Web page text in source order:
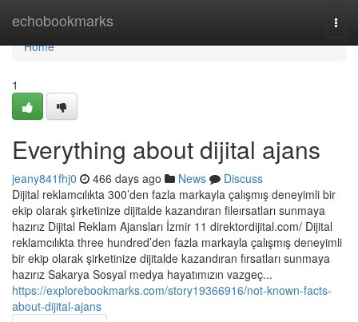
echobookmarks
Home
Home
1
Everything about dijital ajans
jeany841fhj0 466 days ago News
Discuss
Dijital reklamcılıkta 300’den fazla markayla çalışmış deneyimli bir
ekip olarak şirketinize dijitalde kazandıran fileırsatları sunmaya
hazırız Dijital Reklam Ajansları İzmir 11 direktordijital.com/ Dijital
reklamcılıkta three hundred’den fazla markayla çalışmış deneyimli
bir ekip olarak şirketinize dijitalde kazandıran fırsatları sunmaya
hazırız Sakarya Sosyal medya hayatımızın vazgeç...
https://explorebookmarks.com/story19366916/not-known-facts-
about-dijital-ajans